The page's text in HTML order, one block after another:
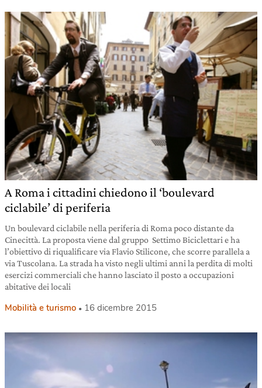
A Roma i cittadini chiedono il ‘boulevard
ciclabile’ di periferia
Un boulevard ciclabile nella periferia di Roma poco distante da
Cinecittà. La proposta viene dal gruppo Settimo Biciclettari e ha
l’obiettivo di riqualificare via Flavio Stilicone, che scorre parallela a
via Tuscolana. La strada ha visto negli ultimi anni la perdita di molti
esercizi commerciali che hanno lasciato il posto a occupazioni
abitative dei locali
Mobilità e turismo 16 dicembre 2015